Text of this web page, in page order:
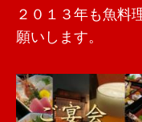
２０１３年も魚料
願いします。